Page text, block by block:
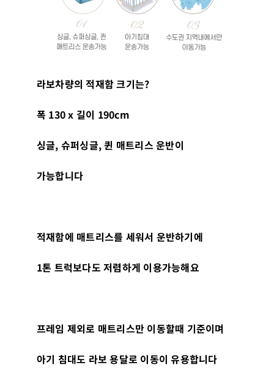
라보차량의 적재함 크기는?
폭 130 x 길이 190cm
싱글, 슈퍼싱글,퀸 매트리스 운반이
가능합니다
적재함에 매트리스를 세워서 운반하기에
1톤 트럭보다도 저렴하게 이용가능해요
프레임 제외로 매트리스만 이동할때 기준이며
아기 침대도 라보 용달로 이동이 유용합니다